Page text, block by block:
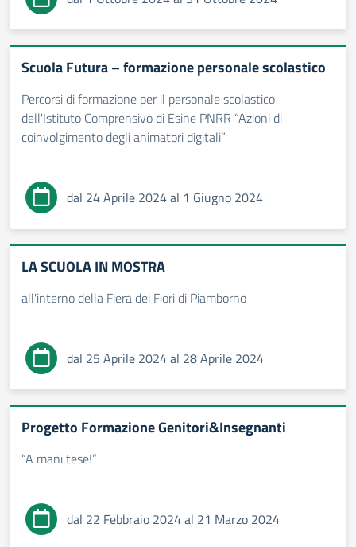
Scuola Futura – formazione personale scolastico
Percorsi di formazione per il personale scolastico
dell'Istituto Comprensivo di Esine PNRR “Azioni di
coinvolgimento degli animatori digitali”
dal 24 Aprile 2024 al 1 Giugno 2024
LA SCUOLA IN MOSTRA
all'interno della Fiera dei Fiori di Piamborno
dal 25 Aprile 2024 al 28 Aprile 2024
Progetto Formazione Genitori&Insegnanti
“A mani tese!”
dal 22 Febbraio 2024 al 21 Marzo 2024